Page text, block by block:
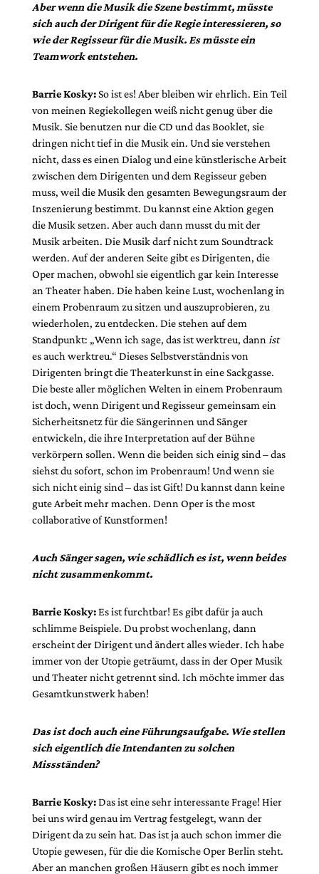
Aber wenn die Musik die Szene bestimmt, müsste
sich auch der Dirigent für die Regie interessieren, so
wie der Regisseur für die Musik. Es müsste ein
Teamwork entstehen.
Barrie Kosky:So ist es! Aber bleiben wir ehrlich. Ein Teil
von meinen Regiekollegen weiß nicht genug über die
Musik. Sie benutzen nur die CD und das Booklet, sie
dringen nicht tief in die Musik ein. Und sie verstehen
nicht, dass es einen Dialog und eine künstlerische Arbeit
zwischen dem Dirigenten und dem Regisseur geben
muss, weil die Musik den gesamten Bewegungsraum der
Inszenierung bestimmt. Du kannst eine Aktion gegen
die Musik setzen. Aber auch dann musst du mit der
Musik arbeiten. Die Musik darf nicht zum Soundtrack
werden. Auf der anderen Seite gibt es Dirigenten, die
Oper machen, obwohl sie eigentlich gar kein Interesse
an Theater haben. Die haben keine Lust, wochenlang in
einem Probenraum zu sitzen und auszuprobieren, zu
wiederholen, zu entdecken. Die stehen auf dem
Standpunkt: „Wenn ich sage, das ist werktreu, dann ist
es auch werktreu.“ Dieses Selbstverständnis von
Dirigenten bringt die Theaterkunst in eine Sackgasse.
Die beste aller möglichen Welten in einem Probenraum
ist doch, wenn Dirigent und Regisseur gemeinsam ein
Sicherheitsnetz für die Sängerinnen und Sänger
entwickeln, die ihre Interpretation auf der Bühne
verkörpern sollen. Wenn die beiden sich einig sind – das
siehst du sofort, schon im Probenraum! Und wenn sie
sich nicht einig sind – das ist Gift! Du kannst dann keine
gute Arbeit mehr machen. Denn Oper is the most
collaborative of Kunstformen!
Auch Sänger sagen, wie schädlich es ist, wenn beides
nicht zusammenkommt.
Barrie Kosky:Es ist furchtbar! Es gibt dafür ja auch
schlimme Beispiele. Du probst wochenlang, dann
erscheint der Dirigent und ändert alles wieder. Ich habe
immer von der Utopie geträumt, dass in der Oper Musik
und Theater nicht getrennt sind. Ich möchte immer das
Gesamtkunstwerk haben!
Das ist doch auch eine Führungsaufgabe. Wie stellen
sich eigentlich die Intendanten zu solchen
Missständen?
Barrie Kosky:Das ist eine sehr interessante Frage! Hier
bei uns wird genau im Vertrag festgelegt, wann der
Dirigent da zu sein hat. Das ist ja auch schon immer die
Utopie gewesen, für die die Komische Oper Berlin steht.
Aber an manchen großen Häusern gibt es noch immer